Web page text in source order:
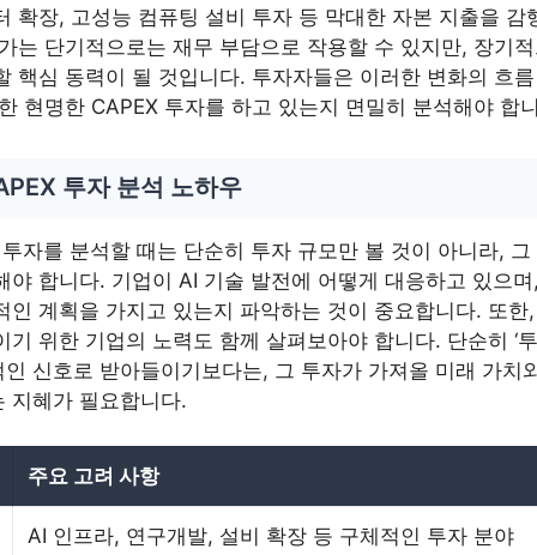
확장, 고성능 컴퓨팅 설비 투자 등 막대한 자본 지출을 감
는 단기적으로는 재무 부담으로 작용할 수 있지만, 장기
핵심 동력이 될 것입니다. 투자자들은 이러한 변화의 흐
현명한 CAPEX 투자를 하고 있는지 면밀히 분석해야 합
투자 분석 노하우
자를 분석할 때는 단순히 투자 규모만 볼 것이 아니라,
야 합니다. 기업이 AI 기술 발전에 어떻게 대응하고 있으
인 계획을 가지고 있는지 파악하는 것이 중요합니다. 또한
기 위한 기업의 노력도 함께 살펴보아야 합니다. 단순히 ‘
신호로 받아들이기보다는, 그 투자가 가져올 미래 가치
지혜가 필요합니다.
주요 고려 사항
AI 인프라, 연구개발, 설비 확장 등 구체적인 투자 분야